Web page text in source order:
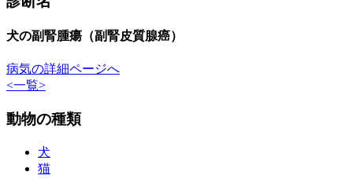
犬の副腎腫瘍（副腎皮質腺癌）
病気の詳細ページへ
<一覧>
動物の種類
犬
猫